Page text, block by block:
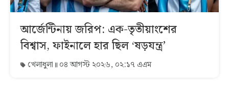
আর্জেন্টিনায় জরিপ: এক-তৃতীয়াংশের
বিশ্বাস, ফাইনালে হার ছিল ‘ষড়যন্ত্র’
খেলাধুলা ০৪ আগস্ট ২০২৬, ০২:১৭ এএম